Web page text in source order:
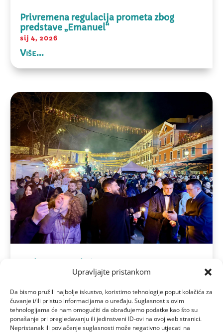
Upravljajte pristankom
Da bismo pružili najbolje iskustvo, koristimo tehnologije poput kolačića za
čuvanje i/ili pristup informacijama o uređaju. Suglasnost s ovim
tehnologijama će nam omogućiti da obrađujemo podatke kao što su
ponašanje pri pregledavanju ili jedinstveni ID-ovi na ovoj web stranici.
Nepristanak ili povlačenje suglasnosti može negativno utjecati na
Privremena regulacija prometa zbog
predstave „Emanuel“
sij 4, 2026
Više...
Bosutske bećare
Više...